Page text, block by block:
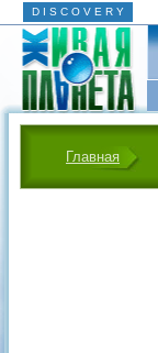
D I S C O V E R Y
Главная